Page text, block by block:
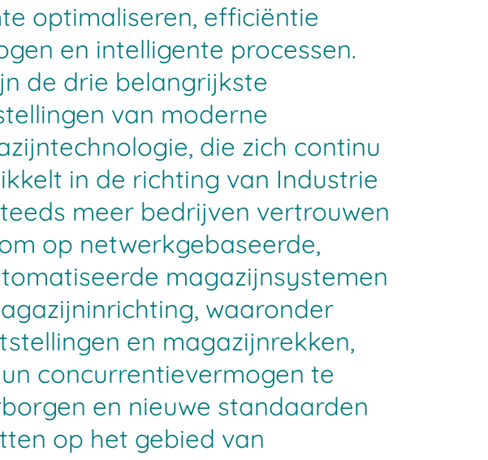
optimaliseren, efficiëntie
en intelligente processen.
de drie belangrijkste
van moderne
die zich continu
in de richting van Industrie
meer bedrijven vertrouwen
op netwerkgebaseerde,
magazijnsystemen
waaronder
en magazijnrekken,
concurrentievermogen te
en nieuwe standaarden
op het gebied van